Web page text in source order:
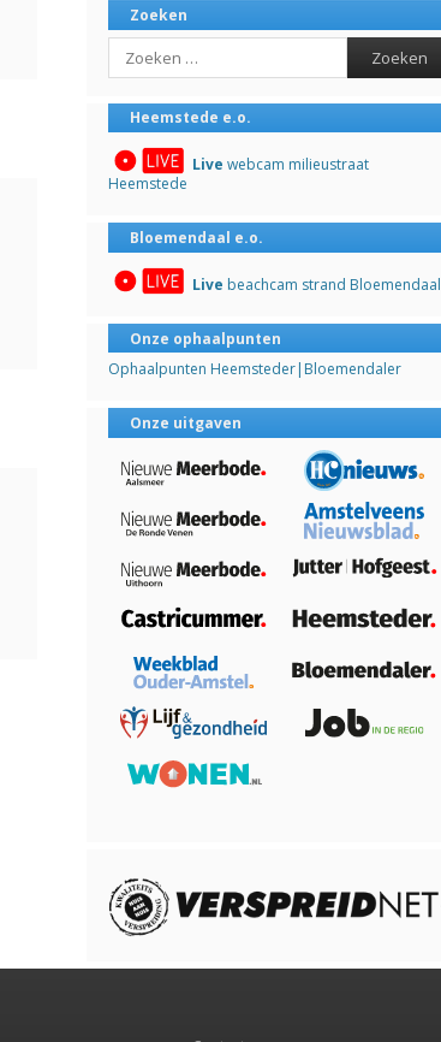
Zoeken
Search
Heemstede e.o.
Live webcam milieustraat
Heemstede
Bloemendaal e.o.
Live beachcam strand Bloemendaal
Onze ophaalpunten
Ophaalpunten Heemsteder|Bloemendaler
Onze uitgaven